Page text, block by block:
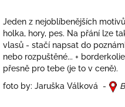
Jeden z nejoblíbenějších
holka, hory, pes. Na přání lze
vlasů - stačí napsat do
nebo rozpuštěné... +
přesně pro tebe (je to v ceně).
foto by: Jaruška Válková -